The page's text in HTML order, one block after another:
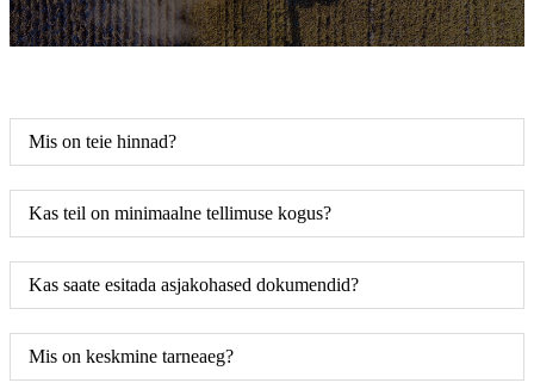
Mis on teie hinnad?
Kas teil on minimaalne tellimuse kogus?
Kas saate esitada asjakohased dokumendid?
Mis on keskmine tarneaeg?